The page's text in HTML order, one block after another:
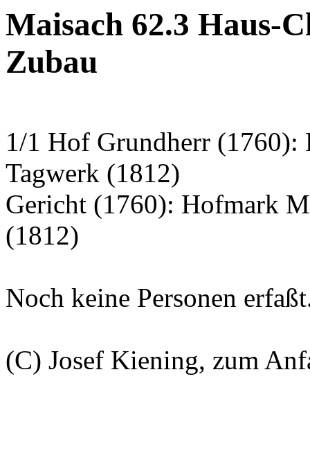
Maisach 62.3 Haus-
Zubau
1/1 Hof Grundherr
Tagwerk (1812)
Gericht (1760): Hofmark
(1812)
Noch keine Personen
(C) Josef Kiening, zum